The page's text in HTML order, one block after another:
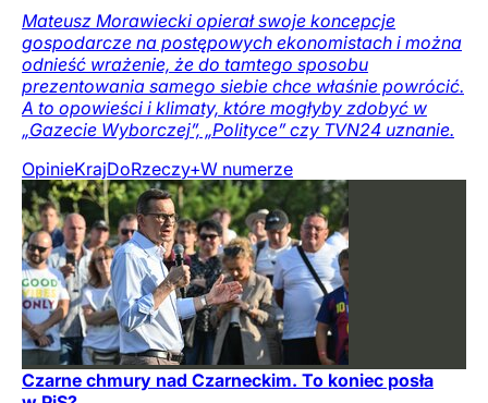
Mateusz Morawiecki opierał swoje koncepcje
gospodarcze na postępowych ekonomistach i można
odnieść wrażenie, że do tamtego sposobu
prezentowania samego siebie chce właśnie powrócić.
A to opowieści i klimaty, które mogłyby zdobyć w
„Gazecie Wyborczej”, „Polityce” czy TVN24 uznanie.
OpinieKrajDoRzeczy+W numerze
Czarne chmury nad Czarneckim. To koniec posła